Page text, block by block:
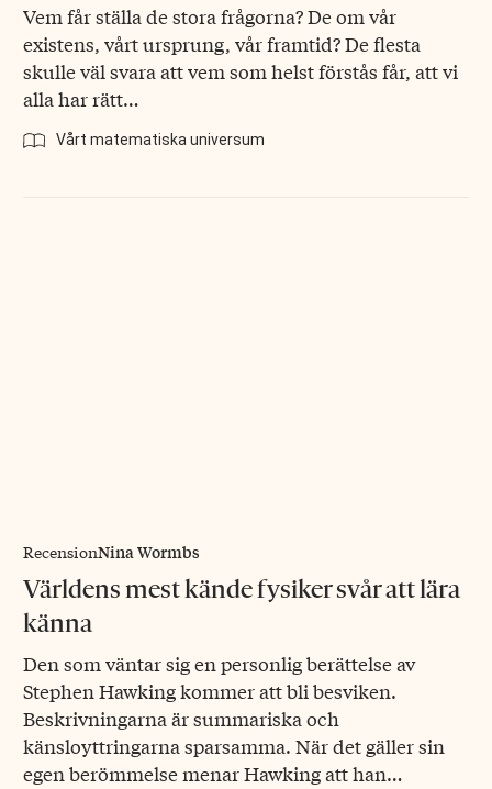
Vem får ställa de stora frågorna? De om vår
existens, vårt ursprung, vår framtid? De flesta
skulle väl svara att vem som helst förstås får, att vi
alla har rätt…
Vårt matematiska universum
RecensionNina Wormbs
Världens mest kände fysiker svår att lära
känna
Den som väntar sig en personlig berättelse av
Stephen Hawking kommer att bli besviken.
Beskrivningarna är summariska och
känsloyttringarna sparsamma. När det gäller sin
egen berömmelse menar Hawking att han…